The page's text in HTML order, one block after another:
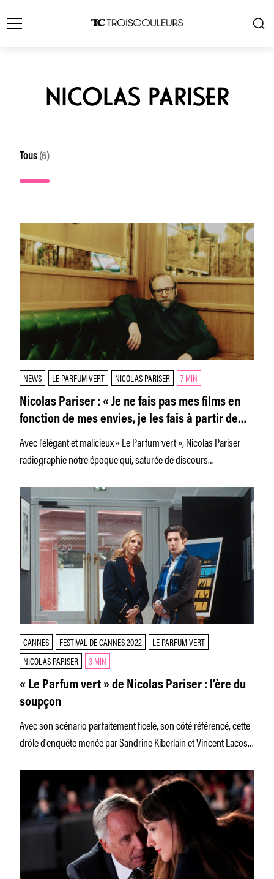
NICOLAS PARISER
Tous (6)
NEWS LE PARFUM VERT NICOLAS PARISER 7 MIN
Nicolas Pariser : « Je ne fais pas mes films en
fonction de mes envies, je les fais à partir de
mes angoisses »
Avec l'élégant et malicieux « Le Parfum vert », Nicolas Pariser
radiographie notre époque qui, saturée de discours
CANNES FESTIVAL DE CANNES 2022
LE PARFUM VERT
NICOLAS PARISER
3 MIN
« Le Parfum vert » de Nicolas Pariser : l’ère du
soupçon
Avec son scénario parfaitement ficelé, son côté référencé, cette
drôle d’enquête menée par Sandrine Kiberlain et Vincent Lacoste